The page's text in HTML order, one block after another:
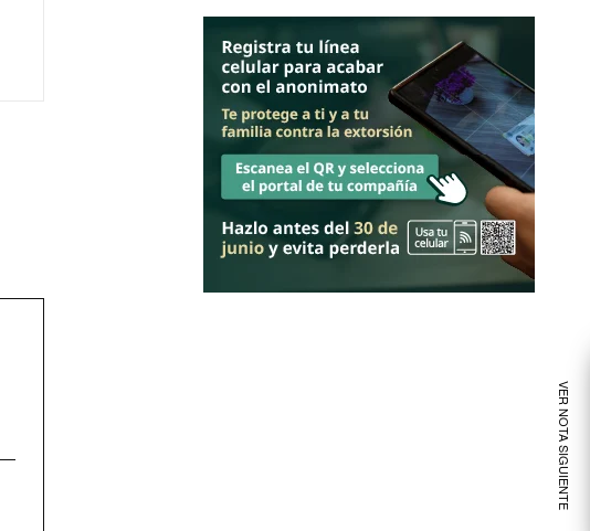
VER NOTA SIGUIENTE